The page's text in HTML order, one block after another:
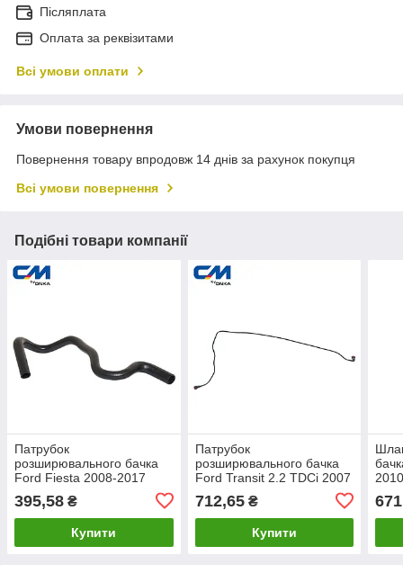
Післяплата
Оплата за реквізитами
Всі умови оплати
Умови повернення
Повернення товару впродовж 14 днів за рахунок покупця
Всі умови повернення
Подібні товари компанії
Патрубок
розширювального бачка
Ford Fiesta 2008-2017
1740697
395,58 ₴
Купити
Патрубок
розширювального бачка
Ford Transit 2.2 TDCi 2007
6C118W005AC
712,65₴
Купити